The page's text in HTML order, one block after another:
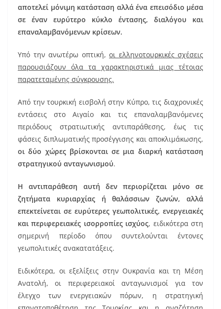
αποτελεί μόνιμη κατάσταση αλλά ένα επεισόδιο μέσα
σε έναν ευρύτερο κύκλο έντασης, διαλόγου και
επαναλαμβανόμενων κρίσεων.
Υπό την ανωτέρω οπτική, οι ελληνοτουρκικές σχέσεις
παρουσιάζουν όλα τα χαρακτηριστικά μιας τέτοιας
παρατεταμένης σύγκρουσης.
Από την τουρκική εισβολή στην Κύπρο, τις διαχρονικές
εντάσεις στο Αιγαίο και τις επαναλαμβανόμενες
περιόδους στρατιωτικής αντιπαράθεσης, έως τις
φάσεις διπλωματικής προσέγγισης και αποκλιμάκωσης,
οι δύο χώρες βρίσκονται σε μια διαρκή κατάσταση
στρατηγικού ανταγωνισμού.
Η αντιπαράθεση αυτή δεν περιορίζεται μόνο σε
ζητήματα κυριαρχίας ή θαλάσσιων ζωνών, αλλά
επεκτείνεται σε ευρύτερες γεωπολιτικές, ενεργειακές
και περιφερειακές ισορροπίες ισχύος, ειδικότερα στη
σημερινή περίοδο όπου συντελούνται έντονες
γεωπολιτικές ανακατατάξεις.
Ειδικότερα, οι εξελίξεις στην Ουκρανία και τη Μέση
Ανατολή, οι περιφερειακοί ανταγωνισμοί για τον
έλεγχο των ενεργειακών πόρων, η στρατηγική